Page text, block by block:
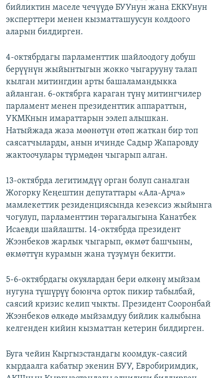
бийликтин маселе чечүүдө БУУнун жана ЕККУнун
эксперттери менен кызматташуусун колдоого
аларын билдирген.
4-октябрдагы парламенттик шайлоодогу добуш
берүүнүн жыйынтыгын жокко чыгарууну талап
кылган митингдин арты башаламандыкка
айланган. 6-октябрга караган түнү митингчилер
парламент менен президенттик аппараттын,
УКМКнын имараттарын ээлеп алышкан.
Натыйжада жаза мөөнөтүн өтөп жаткан бир топ
саясатчыларды, анын ичинде Садыр Жапаровду
жактоочулары түрмөдөн чыгарып алган.
13-октябрда легитимдүү орган болуп саналган
Жогорку Кеңештин депутаттары «Ала-Арча»
мамлекеттик резиденциясында кезексиз жыйынга
чогулуп, парламенттин төрагалыгына Канатбек
Исаевди шайлашты. 14-октябрда президент
Жээнбеков жарлык чыгарып, өкмөт башчыны,
өкмөттүн курамын жана түзүмүн бекитти.
5-6-октябрдагы окуялардан бери өлкөнү мыйзам
нугуна түшүрүү боюнча орток пикир табылбай,
саясий кризис келип чыкты. Президент Сооронбай
Жээнбеков өлкөдө мыйзамдуу бийлик калыбына
келгенден кийин кызматтан кетерин билдирген.
Буга чейин Кыргызстандагы коомдук-саясий
кырдаалга кабатыр экенин БУУ, Евробиримдик,